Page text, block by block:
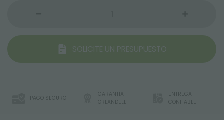
SOLICITE UN PRESUPUESTO
PAGO SEGURO
GARANTÍA
ORLANDELLI
ENTREGA
CONFIABLE